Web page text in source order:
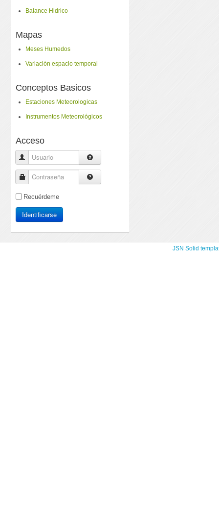
Balance Hidrico
Mapas
Meses Humedos
Variación espacio temporal
Conceptos Basicos
Estaciones Meteorologicas
Instrumentos Meteorológicos
Acceso
Usuario
Contraseña
Recuérdeme
Identificarse
JSN Solid